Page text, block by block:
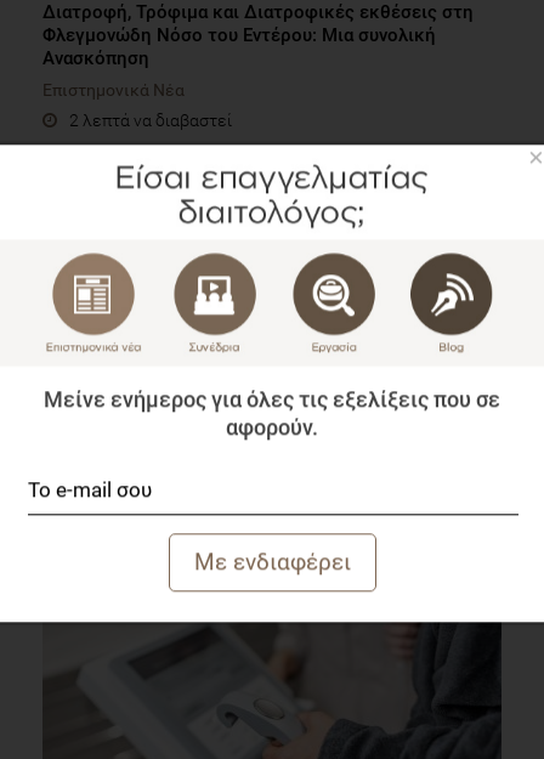
Διατροφή, Τρόφιμα και Διατροφικές εκθέσεις στη
Φλεγμονώδη Νόσο του Εντέρου: Μια συνολική
Ανασκόπηση
Επιστημονικά Νέα
2 λεπτά να διαβαστεί
1 λεπτό να διαβαστεί
×
Μείνε ενήμερος για όλες τις εξελίξεις που σε
αφορούν.